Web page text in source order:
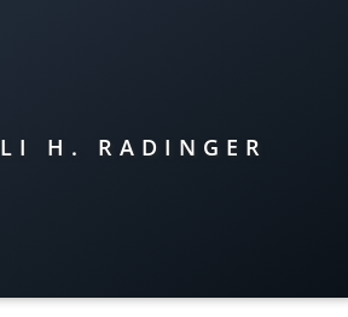
H. RADINGER